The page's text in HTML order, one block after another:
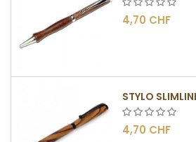
4,70 CHF
STYLO
4,70 CHF